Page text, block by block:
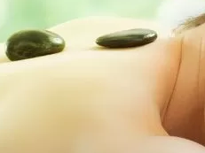
година и е специализирана в
геоинформационните услуги,
е пр